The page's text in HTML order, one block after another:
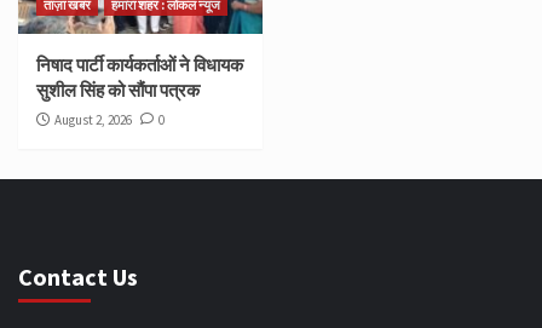
ताज़ा खबर हमारा शहर : लोकल न्यूज
निषाद पार्टी कार्यकर्ताओं ने विधायक
सुशील सिंह को सौंपा पत्रक
August 2, 2026 0
Contact Us